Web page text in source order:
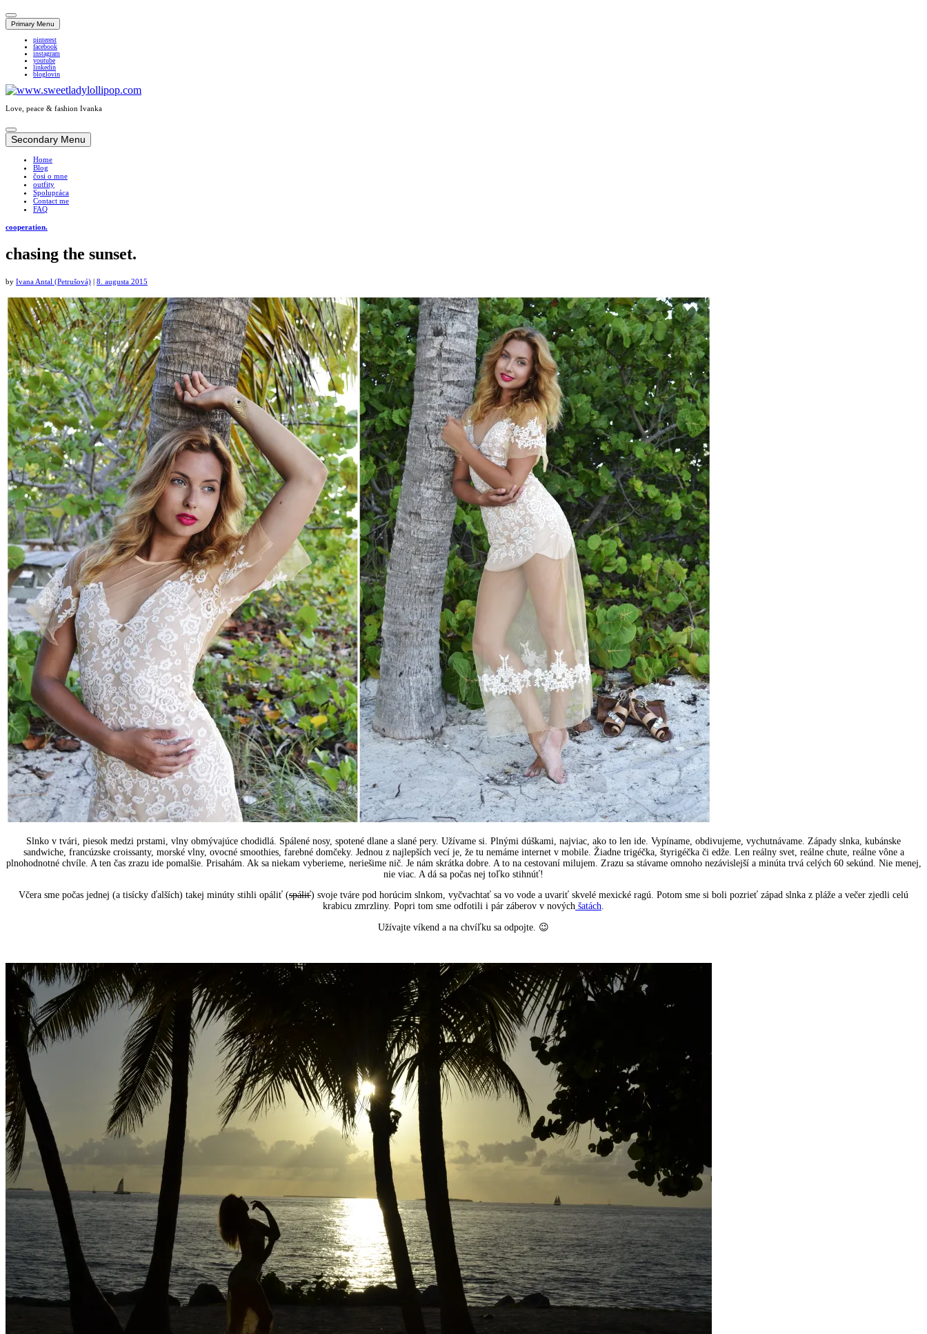
Primary Menu
pinterest
facebook
instagram
youtube
linkedin
bloglovin
Love, peace & fashion Ivanka
Skip
to
content
Secondary Menu
Home
Blog
čosi o mne
outfity
Spolupráca
Contact me
FAQ
cooperation.
chasing the sunset.
by Ivana Antal (Petrušová) 8. augusta 2015
Slnko v tvári, piesok medzi prstami, vlny obmývajúce chodidlá. Spálené nosy, spotené dlane a slané pery. Užívame si. Plnými dúškami, najviac, ako to len ide. Vypíname, obdivujeme, vychutnávame. Západy slnka, kubánske
sandwiche, francúzske croissanty, morské vlny, ovocné smoothies, farebné domčeky. Jednou z najlepších vecí je, že tu nemáme internet v mobile. Žiadne trigéčka, štyrigéčka či edže. Len reálny svet, reálne chute, reálne vône a
plnohodnotné chvíle. A ten čas zrazu ide pomalšie. Prisahám. Ak sa niekam vyberieme, neriešime nič. Je nám skrátka dobre. A to na cestovaní milujem. Zrazu sa stávame omnoho nezávislejší a minúta trvá celých 60 sekúnd. Nie menej,
nie viac. A dá sa počas nej toľko stihnúť!
Včera sme počas jednej (a tisícky ďalších) takej minúty stihli opáliť (spáliť) svoje tváre pod horúcim slnkom, vyčvachtať sa vo vode a uvariť skvelé mexické ragú. Potom sme si boli pozrieť západ slnka z pláže a večer zjedli celú
krabicu zmrzliny. Popri tom sme odfotili i pár záberov v nových šatách.
Užívajte víkend a na chvíľku sa odpojte. 😉